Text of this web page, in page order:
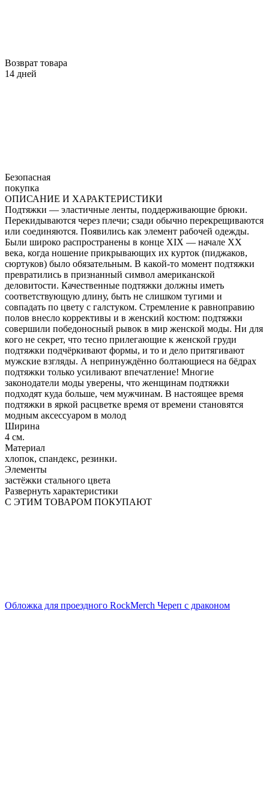
Возврат товара
14 дней
Безопасная
покупка
ОПИСАНИЕ И ХАРАКТЕРИСТИКИ
Подтяжки — эластичные ленты, поддерживающие брюки.
Перекидываются через плечи; сзади обычно перекрещиваются
или соединяются. Появились как элемент рабочей одежды.
Были широко распространены в конце XIX — начале XX
века, когда ношение прикрывающих их курток (пиджаков,
сюртуков) было обязательным. В какой-то момент подтяжки
превратились в признанный символ американской
деловитости. Качественные подтяжки должны иметь
соответствующую длину, быть не слишком тугими и
совпадать по цвету с галстуком. Стремление к равноправию
полов внесло коррективы и в женский костюм: подтяжки
совершили победоносный рывок в мир женской моды. Ни для
кого не секрет, что тесно прилегающие к женcкой груди
подтяжки подчёркивают формы, и то и дело притягивают
мужские взгляды. А непринуждённо болтающиеся на бёдрах
подтяжки только усиливают впечатление! Многие
законодатели моды уверены, что женщинам подтяжки
подходят куда больше, чем мужчинам. В настоящее время
подтяжки в яркой расцветке время от времени становятся
модным аксессуаром в молод
Ширина
4 см.
Материал
хлопок, спандекс, резинки.
Элементы
застёжки стального цвета
Развернуть характеристики
С ЭТИМ ТОВАРОМ ПОКУПАЮТ
Обложка для проездного RockMerch Череп с драконом